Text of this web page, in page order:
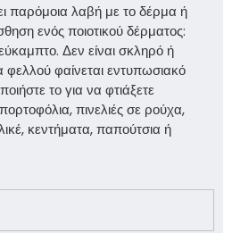
παρόμοια λαβή με το δέρμα ή
ενός ποιοτικού δέρματος:
Δεν είναι σκληρό ή
φαίνεται εντυπωσιακό
το για να φτιάξετε
πινελιές σε ρούχα,
κεντήματα, παπούτσια ή